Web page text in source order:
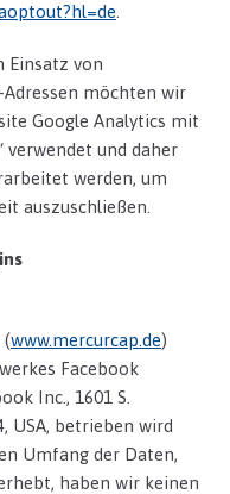
Einsatz von
möchten wir
Google Analytics mit
verwendet und daher
werden, um
auszuschließen.
(www.mercurcap.de)
Facebook
Inc., 1601 S.
USA, betrieben wird
Umfang der Daten,
haben wir keinen